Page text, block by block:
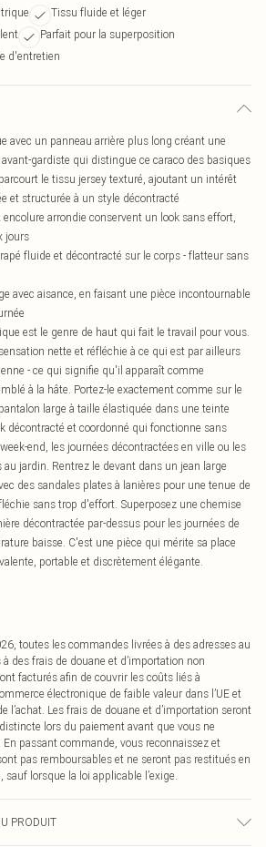
Tissu fluide et léger
Parfait pour la superposition
d'entretien
avec un panneau arrière plus long créant une
gardiste qui distingue ce caraco des basiques
le tissu jersey texturé, ajoutant un intérêt
et structurée à un style décontracté
arrondie conservent un look sans effort,
jours
fluide et décontracté sur le corps - flatteur sans
avec aisance, en faisant une pièce incontournable
est le genre de haut qui fait le travail pour vous.
nette et réfléchie à ce qui est par ailleurs
- ce qui signifie qu'il apparaît comme
à la hâte. Portez-le exactement comme sur le
large à taille élastiquée dans une teinte
décontracté et coordonné qui fonctionne sans
end, les journées décontractées en ville ou les
jardin. Rentrez le devant dans un jean large
des sandales plates à lanières pour une tenue de
sans trop d'effort. Superposez une chemise
décontractée par-dessus pour les journées de
baisse. C'est une pièce qui mérite sa place
portable et discrètement élégante.
toutes les commandes livrées à des adresses au
à des frais de douane et d’importation non
facturés afin de couvrir les coûts liés à
électronique de faible valeur dans l’UE et
l’achat. Les frais de douane et d’importation seront
lors du paiement avant que vous ne
passant commande, vous reconnaissez et
pas remboursables et ne seront pas restitués en
sauf lorsque la loi applicable l’exige.
PRODUIT